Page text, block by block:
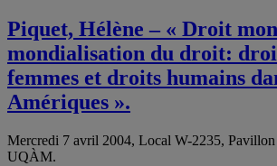
Piquet, Hélène – « Droit
mondialisation du droit:
femmes et droits humains
Amériques ».
Mercredi 7 avril 2004, Local W-2235, Pavillon
UQÀM.